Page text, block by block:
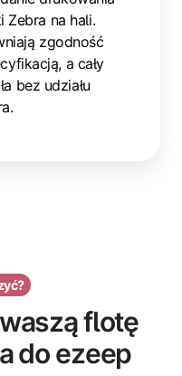
Zebra na hali.
zgodność
a cały
bez udziału
flotę
do ezeep